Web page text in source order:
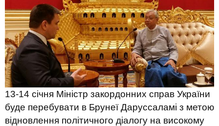
13-14 січня Міністр закордонних справ України
буде перебувати в Брунеї Даруссаламі з метою
відновлення політичного діалогу на високому